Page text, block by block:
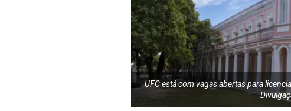
UFC está com vagas abertas para